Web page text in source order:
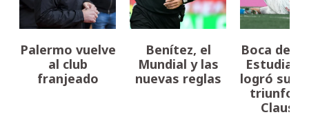
Palermo vuelve
al club
franjeado
Benítez, el
Mundial y las
nuevas reglas
Boca
logró su
triunfo